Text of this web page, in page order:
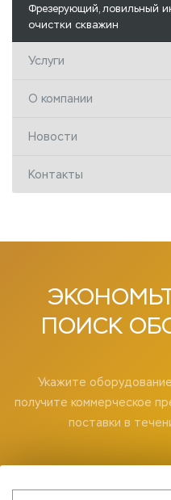
Фрезерующий, ловильный
очистки скважин
Услуги
О компании
Новости
Контакты
ПОИСК
Укажите
получите коммерческое
поставки в